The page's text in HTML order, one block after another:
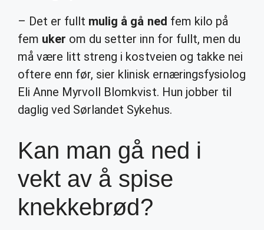
– Det er fullt mulig å gå ned fem kilo på
fem uker om du setter inn for fullt, men du
må være litt streng i kostveien og takke nei
oftere enn før, sier klinisk ernæringsfysiolog
Eli Anne Myrvoll Blomkvist. Hun jobber til
daglig ved Sørlandet Sykehus.
Kan man gå ned i
vekt av å spise
knekkebrød?